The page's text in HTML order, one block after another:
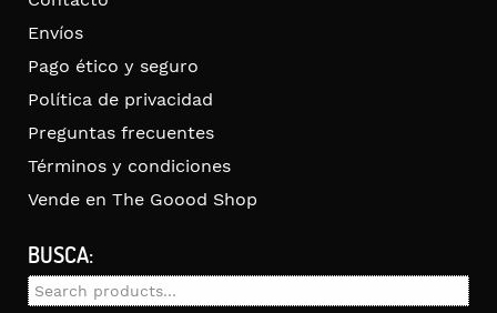
Envíos
Pago ético y seguro
Política de privacidad
Preguntas frecuentes
Términos y condiciones
Vende en The Goood Shop
BUSCA:
Search